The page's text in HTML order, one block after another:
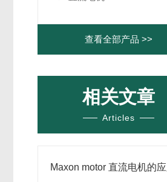
查看全部产品 >>
相关文章
Articles